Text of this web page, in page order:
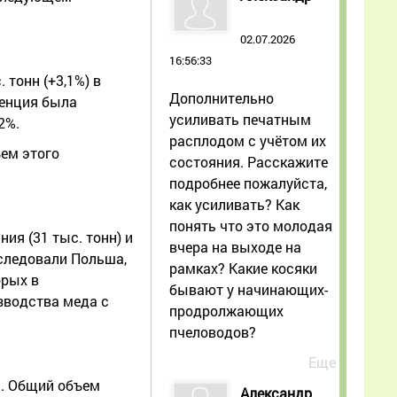
(+3,1%) в
была
этого
(31 тыс. тонн) и
Польша,
в
меда с
Общий объем
02.07.2026
16:56:33
Дополнительно
усиливать печатным
расплодом с учётом их
состояния. Расскажите
подробнее пожалуйста,
как усиливать? Как
понять что это молодая
вчера на выходе на
рамках? Какие косяки
бывают у начинающих-
продролжающих
пчеловодов?
Еще
Александр